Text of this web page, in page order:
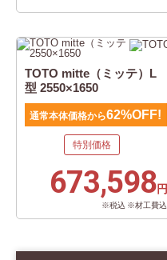
TOTO mitte（ミッテ）L
型 2550×1650
通常本体価格から62%OFF!
特別価格
673,598円
※税込 ※材工費込